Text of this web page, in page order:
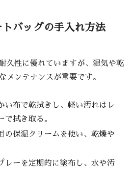
トバッグの手入れ方法
久性に優れていますが、湿気や乾
メンテナンスが重要です。
い布で乾拭きし、軽い汚れはレ
で拭き取る。
の保湿クリームを使い、乾燥や
レーを定期的に塗布し、水や汚